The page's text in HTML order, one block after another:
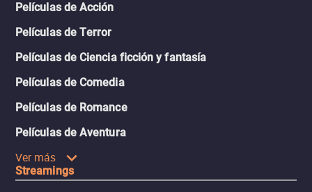
Películas de Acción
Películas de Terror
Películas de Ciencia ficción y fantasía
Películas de Comedia
Películas de Romance
Películas de Aventura
Ver más
Streamings